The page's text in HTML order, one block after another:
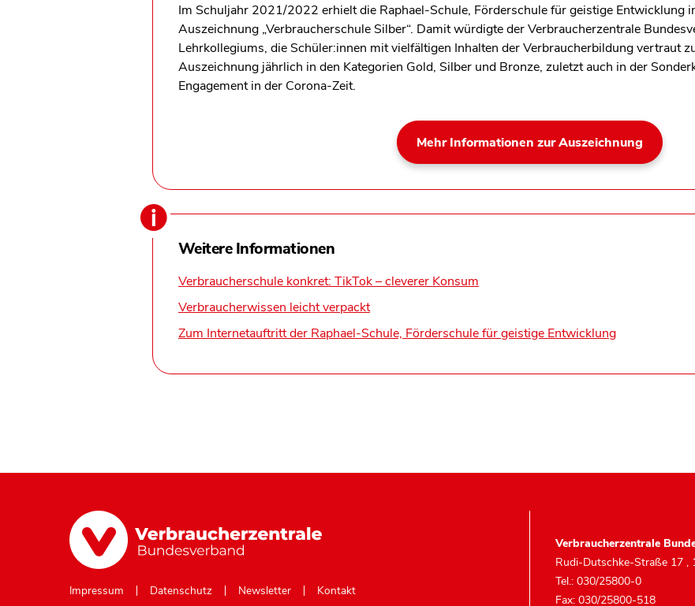
Im Schuljahr 2021/2022 erhielt die Raphael-Schule, Förderschule für geistige Entwicklung
Auszeichnung „Verbraucherschule Silber“. Damit würdigte der Verbraucherzentrale
Lehrkollegiums, die Schüler:innen mit vielfältigen Inhalten der Verbraucherbildung vertraut
Auszeichnung jährlich in den Kategorien Gold, Silber und Bronze, zuletzt auch in der
Engagement in der Corona-Zeit.
Mehr Informationen zur Auszeichnung
Weitere Informationen
Verbraucherschule konkret: TikTok – cleverer Konsum
Verbraucherwissen leicht verpackt
Zum Internetauftritt der Raphael-Schule, Förderschule für geistige Entwicklung
Impressum Datenschutz Newsletter Kontakt
Verbraucherzentrale
Rudi-Dutschke-Straße 17 ,
Tel.: 030/25800-0
Fax: 030/25800-518